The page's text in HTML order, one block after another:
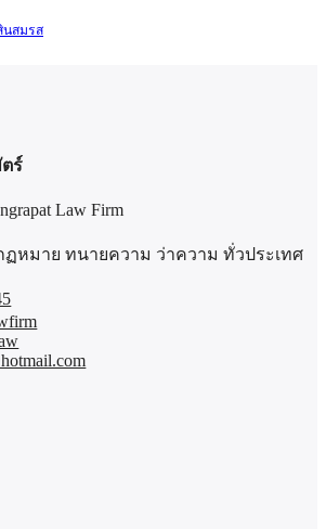
นสมรส
ร์
Law Firm
หมาย ทนายความ ว่าความ ทั่วประเทศ